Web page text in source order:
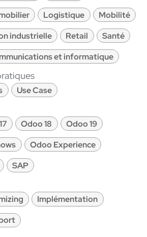
Logistique
Mobilité
industrielle Retail
Santé
et informatique
Use Case
Odoo 18
Odoo 19
Odoo Experience
SAP
Implémentation